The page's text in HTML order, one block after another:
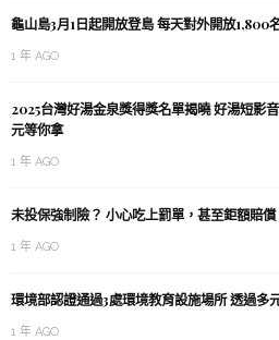
龜山島3月1日起開放登島 每天對外開放1,800
1 年 AGO
2025台灣好湯金泉獎得獎名單揭曉 好湯短影
元等你拿
1 年 AGO
未投保強制險？ 小心吃上罰單，甚至鉅額賠償
1 年 AGO
環境部認證通過3處環境教育設施場所 透過多
1 年 AGO